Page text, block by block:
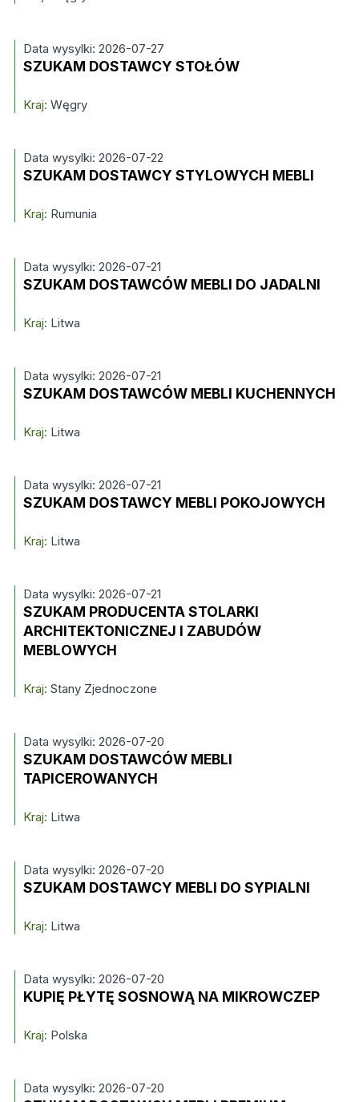
Data wysylki: 2026-07-27
SZUKAM DOSTAWCY STOŁÓW
Kraj: Węgry
Data wysylki: 2026-07-22
SZUKAM DOSTAWCY STYLOWYCH MEBLI
Kraj: Rumunia
Data wysylki: 2026-07-21
SZUKAM DOSTAWCÓW MEBLI DO JADALNI
Kraj: Litwa
Data wysylki: 2026-07-21
SZUKAM DOSTAWCÓW MEBLI KUCHENNYCH
Kraj: Litwa
Data wysylki: 2026-07-21
SZUKAM DOSTAWCY MEBLI POKOJOWYCH
Kraj: Litwa
Data wysylki: 2026-07-21
SZUKAM PRODUCENTA STOLARKI
ARCHITEKTONICZNEJ I ZABUDÓW
MEBLOWYCH
Kraj: Stany Zjednoczone
Data wysylki: 2026-07-20
SZUKAM DOSTAWCÓW MEBLI
TAPICEROWANYCH
Kraj: Litwa
Data wysylki: 2026-07-20
SZUKAM DOSTAWCY MEBLI DO SYPIALNI
Kraj: Litwa
Data wysylki: 2026-07-20
KUPIĘ PŁYTĘ SOSNOWĄ NA MIKROWCZEP
Kraj: Polska
Data wysylki: 2026-07-20